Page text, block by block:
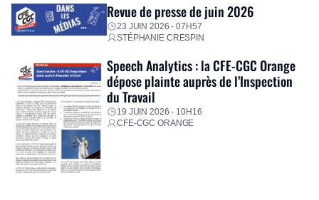
Revue de presse de juin 2026
23 JUIN 2026 - 07H57
STÉPHANIE CRESPIN
Speech Analytics : la CFE-CGC Orange
dépose plainte auprès de l’Inspection
du Travail
19 JUIN 2026 - 10H16
CFE-CGC ORANGE